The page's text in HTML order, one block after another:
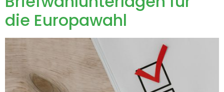
die Europawahl